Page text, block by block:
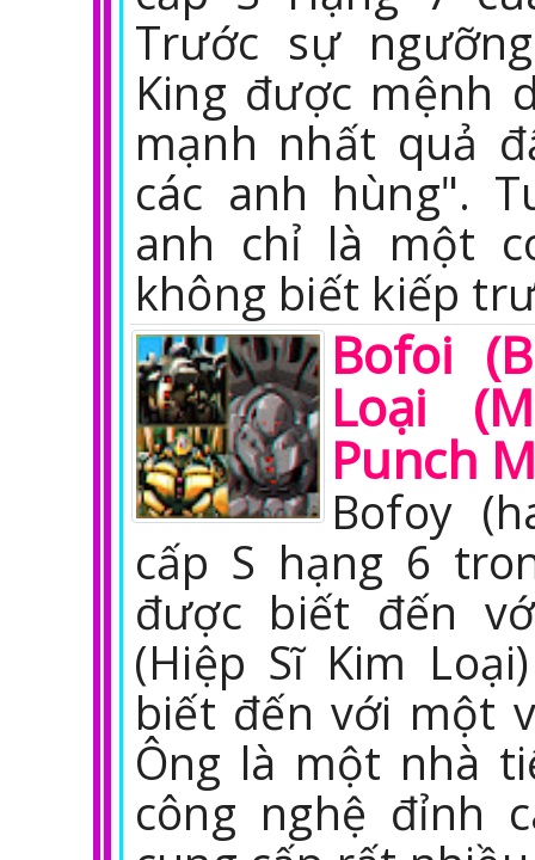
Trước sự
King được mệnh
mạnh nhất quả
các anh hùng".
anh chỉ là một
không biết kiếp
Bofoi
Loại
Punch
Bofoy
cấp S hạng 6
được biết đến
(Hiệp Sĩ Kim
biết đến với một
Ông là một nhà
công nghệ đỉnh